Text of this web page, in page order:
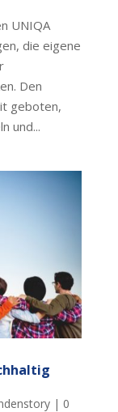
UNIQA
die eigene
Den
geboten,
und...
| 0